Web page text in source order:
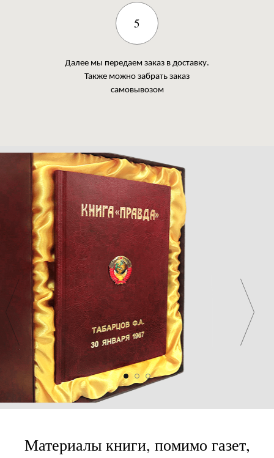
5
Далее мы передаем заказ в доставку.
Также можно забрать заказ
самовывозом
Материалы книги, помимо газет,